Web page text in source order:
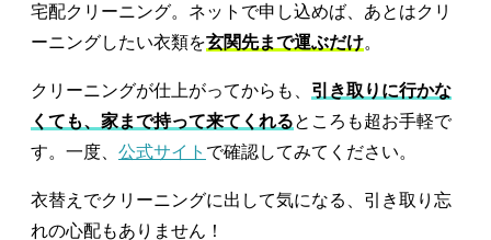
宅配クリーニング。ネットで申し込めば、あとはクリ
ーニングしたい衣類を玄関先まで運ぶだけ。
クリーニングが仕上がってからも、 引き取りに行かな
くても、家まで持って来てくれるところも超お手軽で
す。一度、 公式サイト で確認してみてください。
衣替えでクリーニングに出して気になる、引き取り忘
れの心配もありません！